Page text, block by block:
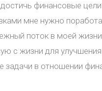
финансовые
мне нужно
поток в моей
с жизни для
задачи в отношении